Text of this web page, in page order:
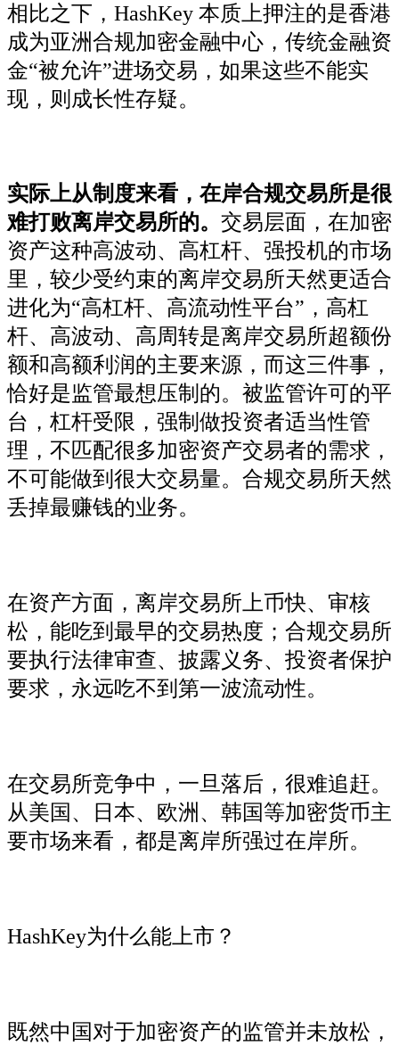
相比之下，HashKey 本质上押注的是香港
成为亚洲合规加密金融中心，传统金融资
金“被允许”进场交易，如果这些不能实
现，则成长性存疑。
实际上从制度来看，在岸合规交易所是很
难打败离岸交易所的。 交易层面，在加密
资产这种高波动、高杠杆、强投机的市场
里，较少受约束的离岸交易所天然更适合
进化为“高杠杆、高流动性平台”，高杠
杆、高波动、高周转是离岸交易所超额份
额和高额利润的主要来源，而这三件事，
恰好是监管最想压制的。被监管许可的平
台，杠杆受限，强制做投资者适当性管
理，不匹配很多加密资产交易者的需求，
不可能做到很大交易量。合规交易所天然
丢掉最赚钱的业务。
在资产方面，离岸交易所上币快、审核
松，能吃到最早的交易热度；合规交易所
要执行法律审查、披露义务、投资者保护
要求，永远吃不到第一波流动性。
在交易所竞争中，一旦落后，很难追赶。
从美国、日本、欧洲、韩国等加密货币主
要市场来看，都是离岸所强过在岸所。
HashKey为什么能上市？
既然中国对于加密资产的监管并未放松，